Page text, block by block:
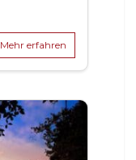
Mehr erfahren